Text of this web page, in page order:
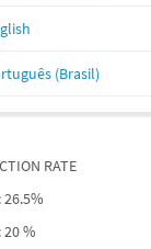
(Brasil)
RATE
26.5%
20 %